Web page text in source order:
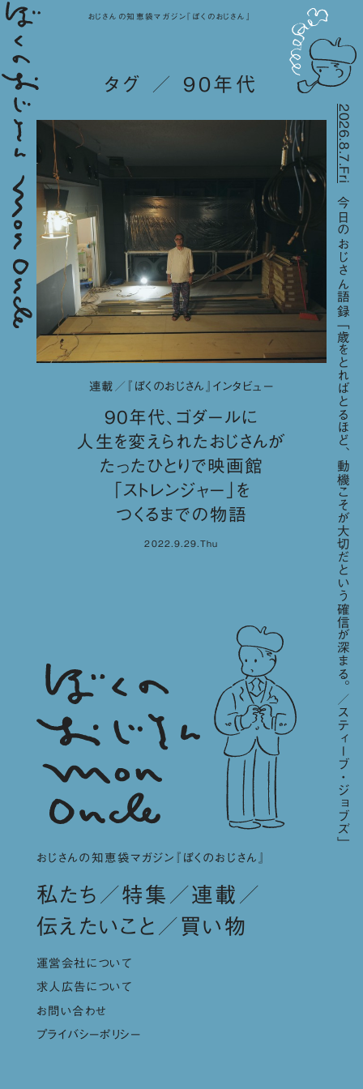
おじさんの知恵袋マガジン『ぼくのおじさん』
2026.8.7.Fri
今日のおじさん語録
「歳をとればとるほど、動機こそが大切だという確信が深まる。／スティーブ・ジョブズ」
タグ ／ 90年代
連載／『ぼくのおじさん』インタビュー
90年代、ゴダールに
人生を変えられたおじさんが
たったひとりで映画館
「ストレンジャー」を
つくるまでの物語
2022.9.29.Thu
おじさんの知恵袋マガジン『ぼくのおじさん』
私たち 特集
連載
伝えたいこと
買い物
運営会社について
求人広告について
お問い合わせ
プライバシーポリシー